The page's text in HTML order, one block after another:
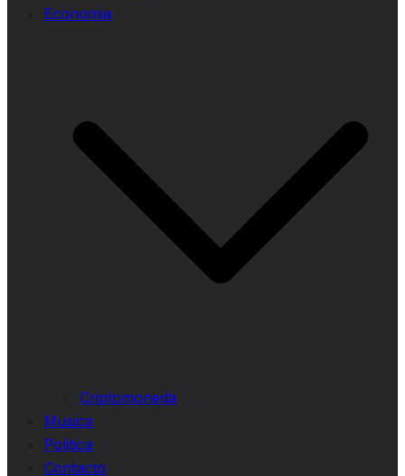
Economia
Criptomoneda
Musica
Politica
Contacto